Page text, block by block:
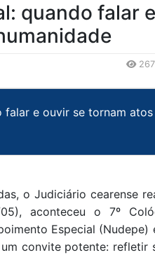
quando falar
falar e ouvir se tornam
o Judiciário cearense
aconteceu o 7º
Especial (Nudepe)
convite potente: refletir